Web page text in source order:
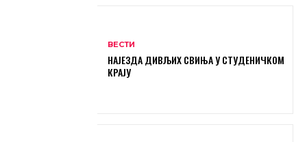
ВЕСТИ
НАЈЕЗДА ДИВЉИХ СВИЊА У СТУДЕНИЧКОМ
КРАЈУ